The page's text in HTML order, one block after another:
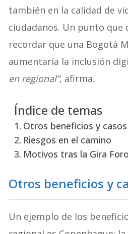
también en la calidad de
ciudadanos. Un punto que
recordar que una Bogotá
aumentaría la inclusión
en regional”, afirma.
Índice de temas
Otros beneficios y casos
Riesgos en el camino
Motivos tras la Gira
Otros beneficios y
Un ejemplo de los